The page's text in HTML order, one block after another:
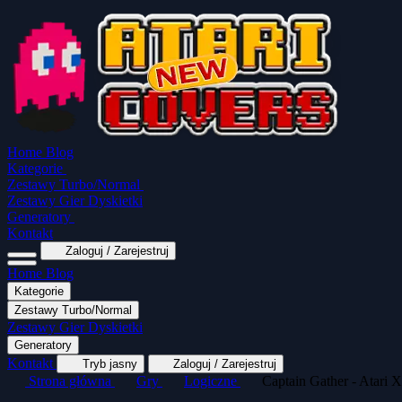
Home Blog
Kategorie
Zestawy Turbo/Normal
Zestawy Gier Dyskietki
Generatory
Kontakt
Zaloguj / Zarejestruj
Home Blog
Kategorie
Wszystkie kategorie Gry Akcji
Zestawy Turbo/Normal
MapaSoft Turbo ROM SparkTurbo 2000
Zestawy Gier Dyskietki
Generatory
Kontakt Tryb jasny Zaloguj / Zarejestruj
Strona główna Gry Logiczne Captain Gather - Atari